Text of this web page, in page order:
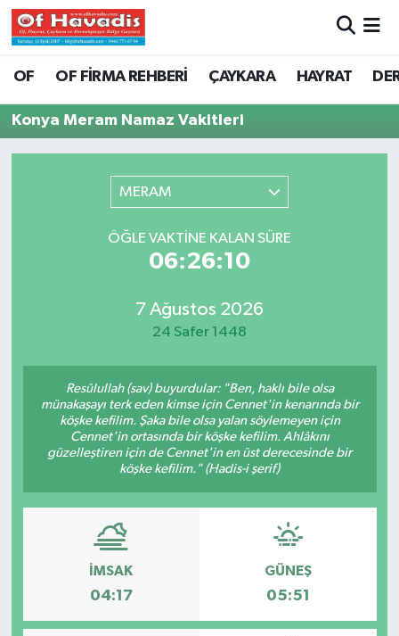
OF OF FİRMA REHBERİ ÇAYKARA HAYRAT
Konya Meram Namaz Vakitleri
MERAM
ÖĞLE VAKTINE KALAN SÜRE
06:26:10
7 Ağustos 2026
24 Safer 1448
Resûlullah (sav) buyurdular: "Ben, haklı bile olsa
münakaşayı terk eden kimse için Cennet'in kenarında bir
köşke kefilim. Şaka bile olsa yalan söylemeyen için
Cennet'in ortasında bir köşke kefilim. Ahlâkını
güzelleştiren için de Cennet'in en üst derecesinde bir
köşke kefilim." (Hadis-i şerif)
İMSAK
04:17
GÜNEŞ
05:51
Trabzon Nöbetçi Eczaneler
Trabzon Hava Durumu
Trabzon Namaz Vakitleri
Trabzon Trafik Yoğunluk Haritası
Süper Lig Puan Durumu ve Fikstür
Son Dakika Haberleri
Haber Arşivi